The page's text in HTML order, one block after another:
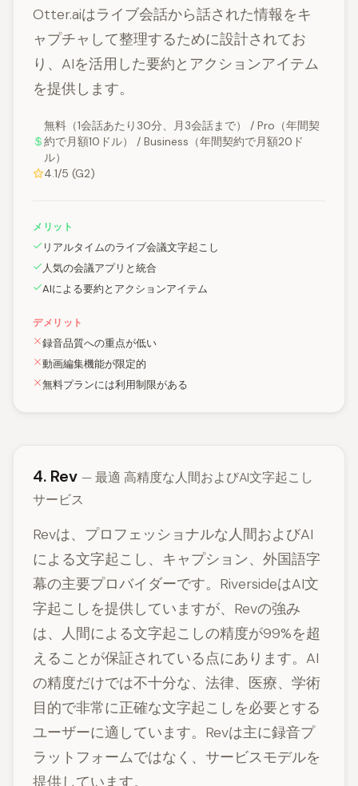
Otter.aiはライブ会話から話された情報をキ
ャプチャして整理するために設計されてお
り、AIを活用した要約とアクションアイテム
を提供します。
無料（1会話あたり30分、月3会話まで） / Pro（年間契
約で月額10ドル） / Business（年間契約で月額20ド
ル）
4.1/5 (G2)
メリット
リアルタイムのライブ会議文字起こし
人気の会議アプリと統合
AIによる要約とアクションアイテム
デメリット
録音品質への重点が低い
動画編集機能が限定的
無料プランには利用制限がある
4. Rev — 最適 高精度な人間およびAI文字起こし
サービス
Revは、プロフェッショナルな人間およびAI
による文字起こし、キャプション、外国語字
幕の主要プロバイダーです。RiversideはAI文
字起こしを提供していますが、Revの強み
は、人間による文字起こしの精度が99%を超
えることが保証されている点にあります。AI
の精度だけでは不十分な、法律、医療、学術
目的で非常に正確な文字起こしを必要とする
ユーザーに適しています。Revは主に録音プ
ラットフォームではなく、サービスモデルを
提供しています。